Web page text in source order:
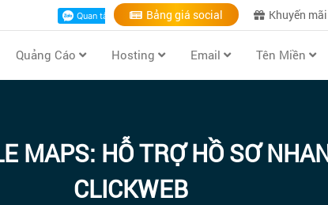
Bảng giá social Khuyến mãi
Quảng Cáo Hosting Email Tên Miền
MAPS: HỖ TRỢ HỒ SƠ
CLICKWEB